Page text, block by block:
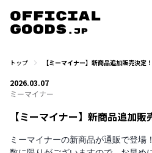
トップ 【ミーマイナー】新商品追加販売決定！
2026.03.07
ミーマイナー
【ミーマイナー】新商品追加販
ミーマイナーの新商品が通販で登場！